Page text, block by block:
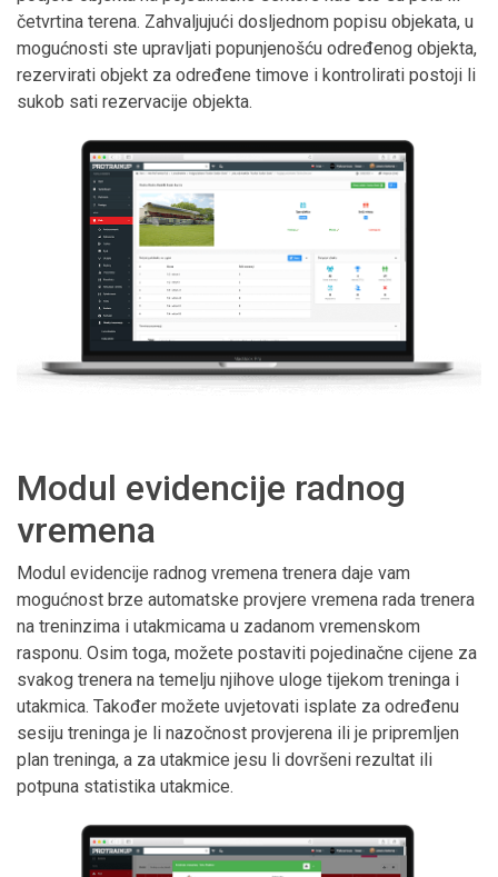
četvrtina terena. Zahvaljujući dosljednom popisu objekata, u
mogućnosti ste upravljati popunjenošću određenog objekta,
rezervirati objekt za određene timove i kontrolirati postoji li
sukob sati rezervacije objekta.
Modul evidencije radnog
vremena
Modul evidencije radnog vremena trenera daje vam
mogućnost brze automatske provjere vremena rada trenera
na treninzima i utakmicama u zadanom vremenskom
rasponu. Osim toga, možete postaviti pojedinačne cijene za
svakog trenera na temelju njihove uloge tijekom treninga i
utakmica. Također možete uvjetovati isplate za određenu
sesiju treninga je li nazočnost provjerena ili je pripremljen
plan treninga, a za utakmice jesu li dovršeni rezultat ili
potpuna statistika utakmice.